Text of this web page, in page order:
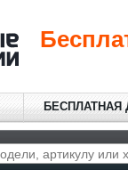
БЕСПЛАТНАЯ